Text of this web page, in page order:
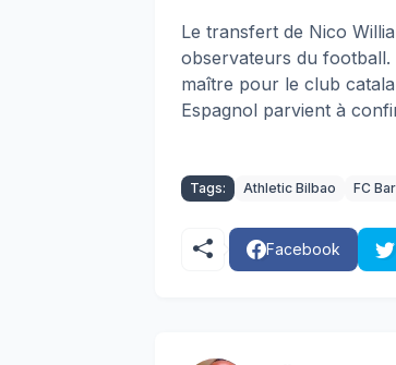
Le transfert de Nico
observateurs du
maître pour le club
Espagnol parvient à
Tags: Athletic Bilbao FC
Facebook